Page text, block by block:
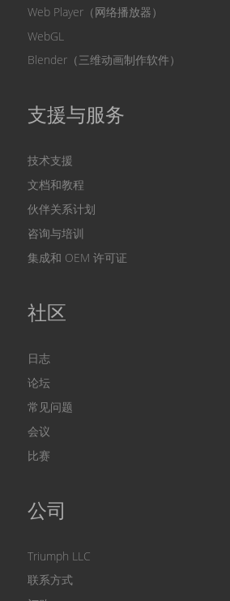
Web Player（网络播放器）
WebGL
Blender（三维动画制作软件）
支援与服务
技术支援
文档和教程
伙伴关系计划
咨询与培训
集成和 ОЕМ 许可证
社区
日志
论坛
常见问题
会议
比赛
公司
Triumph LLC
联系方式